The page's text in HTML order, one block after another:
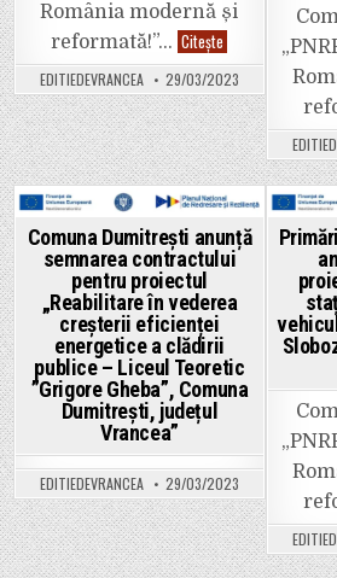
România modernă și
reformată!”… Citește
COMUNA
VIZANTEA-
LIVEZI
anunță
începerea
proiectului
„Reabilitare
moderată
a
clădirilor
publice
Comuna
Vizantea-
Livezi,
EDITIEDEVRANCEA 29/03/2023
Posted
Comuna Dumitrești anunță
semnarea contractului
pentru proiectul
„Reabilitare în vederea
creșterii eficienței
energetice a clădirii
publice – Liceul Teoretic
”Grigore Gheba”, Comuna
Dumitrești, județul
Vrancea”
EDITIEDEVRANCEA 29/03/2023
Posted